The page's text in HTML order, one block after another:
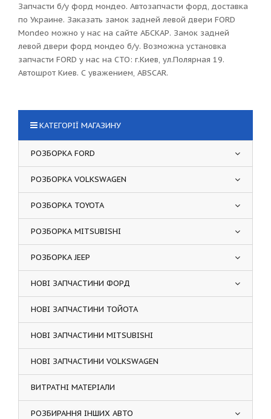
Запчасти б/у форд мондео. Автозапчасти форд, доставка
по Украине. Заказать замок задней левой двери FORD
Mondeo можно у нас на сайте АБСКАР. Замок задней
левой двери форд мондео б/у. Возможна установка
запчасти FORD у нас на СТО: г.Киев, ул.Полярная 19.
Автошрот Киев. С уважением, ABSCAR.
КАТЕГОРІЇ МАГАЗИНУ
РОЗБОРКА FORD
РОЗБОРКА VOLKSWAGEN
РОЗБОРКА TOYOTA
РОЗБОРКА MITSUBISHI
РОЗБОРКА JEEP
НОВІ ЗАПЧАСТИНИ ФОРД
НОВІ ЗАПЧАСТИНИ ТОЙОТА
НОВІ ЗАПЧАСТИНИ MITSUBISHI
НОВІ ЗАПЧАСТИНИ VOLKSWAGEN
ВИТРАТНІ МАТЕРІАЛИ
РОЗБИРАННЯ ІНШИХ АВТО